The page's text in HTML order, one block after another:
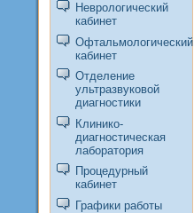
Неврологический
кабинет
Офтальмологический
кабинет
Отделение
ультразвуковой
диагностики
Клинико-
диагностическая
лаборатория
Процедурный
кабинет
Графики работы